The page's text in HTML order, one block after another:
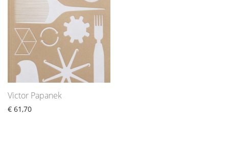
Victor Papanek
€ 61,70